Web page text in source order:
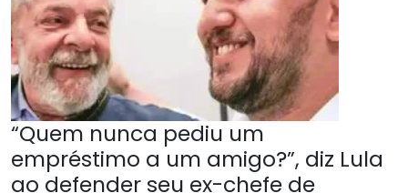
“Quem nunca pediu um
empréstimo a um amigo?”, diz Lula
ao defender seu ex-chefe de